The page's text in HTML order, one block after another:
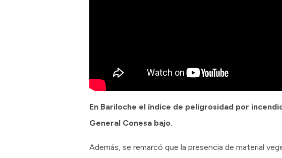
En Bariloche el índice de peligrosidad por
General Conesa bajo.
Además, se remarcó que la presencia de material